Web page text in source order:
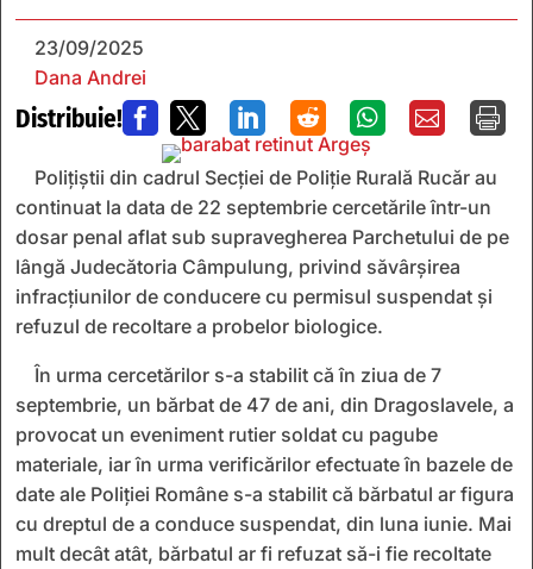
23/09/2025
Dana Andrei
Distribuie!       
Polițiștii din cadrul Secției de Poliție Rurală Rucăr au
continuat la data de 22 septembrie cercetările într-un
dosar penal aflat sub supravegherea Parchetului de pe
lângă Judecătoria Câmpulung, privind săvârșirea
infracțiunilor de conducere cu permisul suspendat și
refuzul de recoltare a probelor biologice.
În urma cercetărilor s-a stabilit că în ziua de 7
septembrie, un bărbat de 47 de ani, din Dragoslavele, a
provocat un eveniment rutier soldat cu pagube
materiale, iar în urma verificărilor efectuate în bazele de
date ale Poliției Române s-a stabilit că bărbatul ar figura
cu dreptul de a conduce suspendat, din luna iunie. Mai
mult decât atât, bărbatul ar fi refuzat să-i fie recoltate